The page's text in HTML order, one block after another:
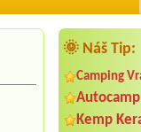
🌞 Náš Tip:
Camping
Kemp